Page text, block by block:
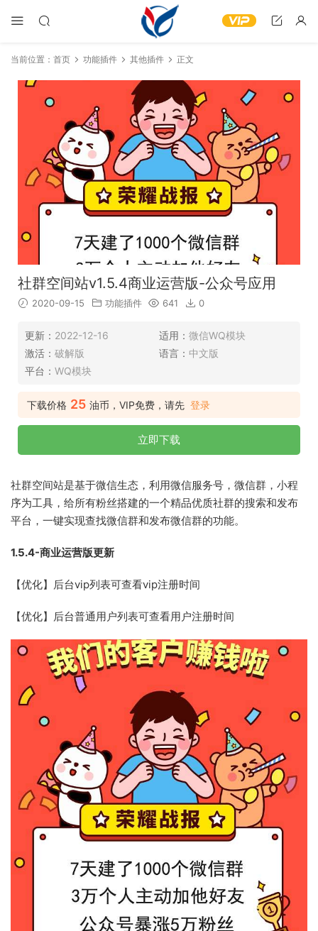
当前位置： 首页 功能插件 其他插件 正文
社群空间站v1.5.4商业运营版-公众号应用
2020-09-15 功能插件 641 0
更新： 2022-12-16 适用： 微信WQ模块
激活： 破解版 语言： 中文版
平台： WQ模块
下载价格 25 油币，VIP免费，请先 登录
立即下载
社群空间站是基于微信生态，利用微信服务号，微信群，小程
序为工具，给所有粉丝搭建的一个精品优质社群的搜索和发布
平台，一键实现查找微信群和发布微信群的功能。
1.5.4-商业运营版更新
【优化】后台vip列表可查看vip注册时间
【优化】后台普通用户列表可查看用户注册时间